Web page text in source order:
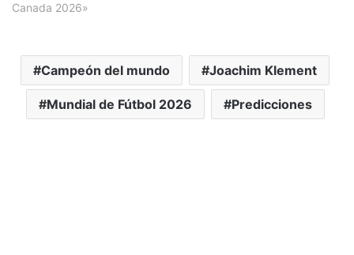
Canada 2026»
Campeón del mundo Joachim Klement
Mundial de Fútbol 2026 Predicciones